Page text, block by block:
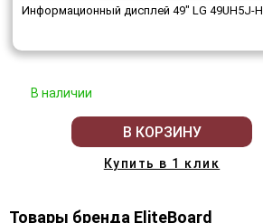
Информационный дисплей 49" LG 49UH5J-H
В наличии
В КОРЗИНУ
Купить в 1 клик
Товары бренда EliteBoard